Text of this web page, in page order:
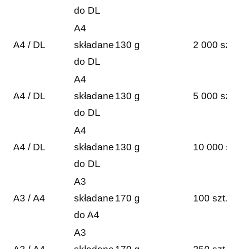
do DL
A4 / DL
A4
składane
do DL
130 g 2 000
A4 / DL
A4
składane
do DL
130 g 5 000
A4 / DL
A4
składane
do DL
130 g 10 000
A3 / A4
A3
składane
do A4
170 g 100 szt.
A3